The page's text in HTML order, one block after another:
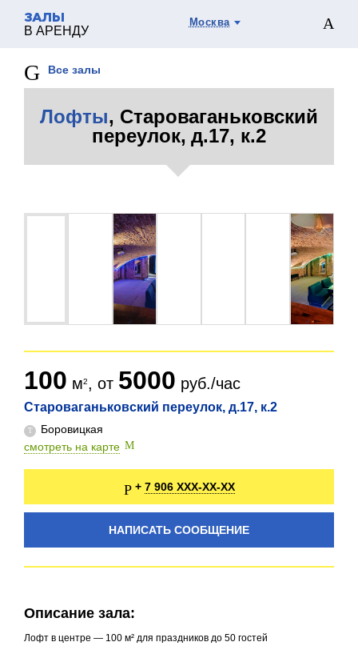
ЗАЛЫ
В АРЕНДУ
Москва
Все залы
Лофты, Староваганьковский
переулок, д.17, к.2
Староваганьковский переулок, д.17, к.2
Боровицкая
смотреть на карте
100 м , от 5000 руб./час
+ 7 906 XXX-XX-XX
НАПИСАТЬ СООБЩЕНИЕ
Описание зала:
Лофт в центре — 100 м² для праздников до 50 гостей